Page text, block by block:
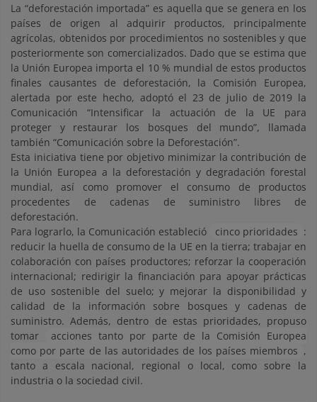
La “deforestación importada” es aquella que se genera en los
países de origen al adquirir productos, principalmente
agrícolas, obtenidos por procedimientos no sostenibles y que
posteriormente son comercializados. Dado que se estima que
la Unión Europea importa el 10 % mundial de estos productos
finales causantes de deforestación, la Comisión Europea,
alertada por este hecho, adoptó el 23 de julio de 2019 la
Comunicación “Intensificar la actuación de la UE para
proteger y restaurar los bosques del mundo”, llamada
también “Comunicación sobre la Deforestación”.
Esta iniciativa tiene por objetivo minimizar la contribución de
la Unión Europea a la deforestación y degradación forestal
mundial, así como promover el consumo de productos
procedentes de cadenas de suministro libres de
deforestación.
Para lograrlo, la Comunicación estableció
cinco prioridades :
reducir la huella de consumo de la UE en la tierra; trabajar en
colaboración con países productores; reforzar la cooperación
internacional; redirigir la financiación para apoyar prácticas
de uso sostenible del suelo; y mejorar la disponibilidad y
calidad de la información sobre bosques y cadenas de
suministro. Además, dentro de estas prioridades, propuso
tomar
acciones tanto por parte de la Comisión Europea
como por parte de las autoridades de los países miembros ,
tanto a escala nacional, regional o local, como sobre la
industria o la sociedad civil.